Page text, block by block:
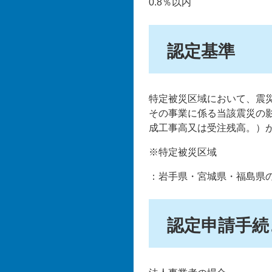
0.8％以内
認定基準
特定被災区域において、震
その事業に係る当該震災の
成工事高又は受注残高。）
※特定被災区域
：岩手県・宮城県・福島
認定申請手